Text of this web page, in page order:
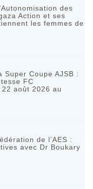
des
Action et ses
les femmes de
Super Coupe AJSB :
FC
août 2026 au
de l’AES :
avec Dr Boukary